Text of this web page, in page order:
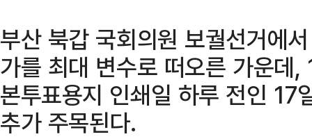
부산 북갑 국회의원 보궐선거에
가를 최대 변수로 떠오른 가운데
본투표용지 인쇄일 하루 전인 17
추가 주목된다.